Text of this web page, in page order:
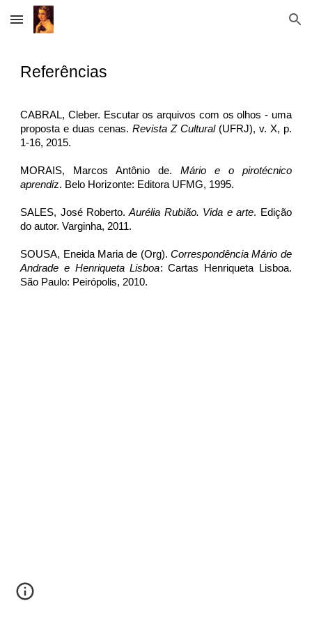
Skip to main content Skip to navigation
Referências
CABRAL, Cleber. Escutar os arquivos com os olhos - uma
proposta e duas cenas. Revista Z Cultural (UFRJ), v. X, p.
1-16, 2015.
MORAIS, Marcos Antônio de. Mário e o pirotécnico
aprendiz. Belo Horizonte: Editora UFMG, 1995.
SALES, José Roberto. Aurélia Rubião. Vida e arte. Edição
do autor. Varginha, 2011.
SOUSA, Eneida Maria de (Org). Correspondência Mário de
Andrade e Henriqueta Lisboa: Cartas Henriqueta Lisboa.
São Paulo: Peirópolis, 2010.